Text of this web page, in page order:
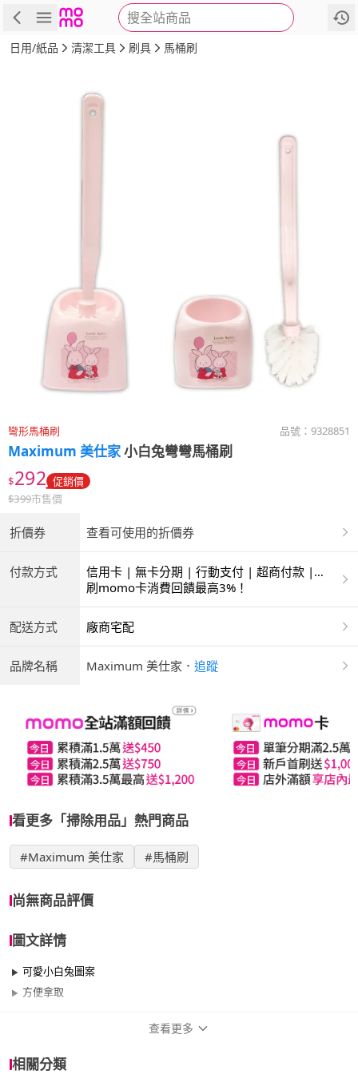
搜全站商品
商品 評價 詳情
日用/紙品 清潔工具 刷具 馬桶刷
彎形馬桶刷 品號： 9328851
Maximum 美仕家小白兔彎彎馬桶刷
$292 促銷價
$399市售價
折價券 查看可使用的折價券
付款方式
信用卡 | 無卡分期 | 行動支付 | 超商付款 |
ATM | 銀聯卡
刷momo卡消費回饋最高3%！
配送方式 廠商宅配
品牌名稱 Maximum 美仕家 ． 追蹤
看更多「掃除用品」熱門商品
#Maximum 美仕家 #馬桶刷
尚無商品評價
圖文詳情
可愛小白兔圖案
方便拿取
查看更多
相關分類